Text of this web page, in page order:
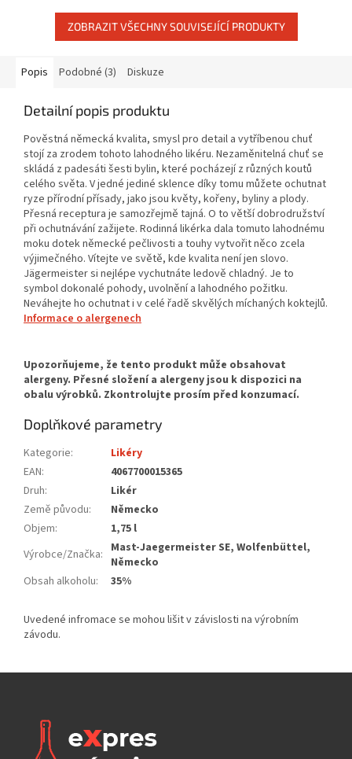
ZOBRAZIT VŠECHNY SOUVISEJÍCÍ PRODUKTY
Popis Podobné (3) Diskuze
Detailní popis produktu
Pověstná německá kvalita, smysl pro detail a vytříbenou chuť
stojí za zrodem tohoto lahodného likéru. Nezaměnitelná chuť se
skládá z padesáti šesti bylin, které pocházejí z různých koutů
celého světa. V jedné jediné sklence díky tomu můžete ochutnat
ryze přírodní přísady, jako jsou květy, kořeny, byliny a plody.
Přesná receptura je samozřejmě tajná. O to větší dobrodružství
při ochutnávání zažijete. Rodinná likérka dala tomuto lahodnému
moku dotek německé pečlivosti a touhy vytvořit něco zcela
výjimečného. Vítejte ve světě, kde kvalita není jen slovo.
Jägermeister si nejlépe vychutnáte ledově chladný. Je to
symbol dokonalé pohody, uvolnění a lahodného požitku.
Neváhejte ho ochutnat i v celé řadě skvělých míchaných koktejlů.
Informace o alergenech
Doplňkové parametry
Kategorie:
Likéry
EAN:
4067700015365
Druh:
Likér
Země původu:
Německo
Objem:
1,75 l
Výrobce/Značka: Mast-Jaegermeister SE, Wolfenbüttel,
Německo
Obsah alkoholu: 35%